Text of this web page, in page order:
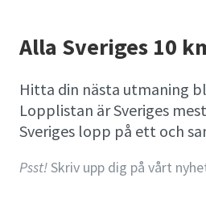
Alla Sveriges 10
Hitta din nästa utmaning
Lopplistan är Sveriges
Sveriges lopp på ett och
Psst!Skriv upp dig på vårt